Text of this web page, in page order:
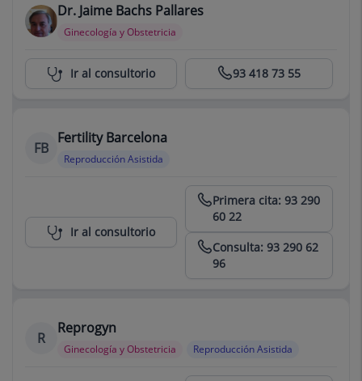
Dr. Jaime Bachs Pallares
Ginecología y Obstetricia
Consultorio Jaime Bachs Pallares 93 418 73 55
Ir al consultorio
FB
Fertility Barcelona
Reproducción Asistida
Primera cita: 93 290
60 22
Consulta: 93 290 62
96
Ir al consultorio
R
Reprogyn
Ginecología y Obstetricia Reproducción Asistida